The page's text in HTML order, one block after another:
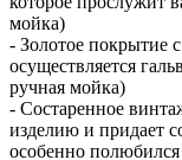
мойка)
- Золотое покрытие
осуществляется
ручная мойка)
- Состаренное
изделию и придает
особенно полюбился